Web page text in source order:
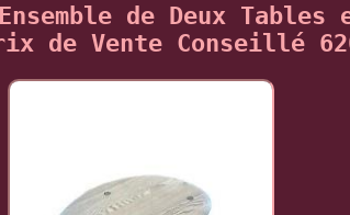
de Deux Tables
de Vente Conseillé